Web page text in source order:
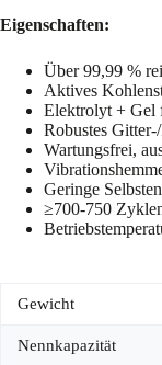
Eigenschaften:
Über 99,99 %
Aktives
Elektrolyt + Gel
Robustes
Wartungsfrei,
Geringe
≥700-750
Gewicht
Nennkapazität